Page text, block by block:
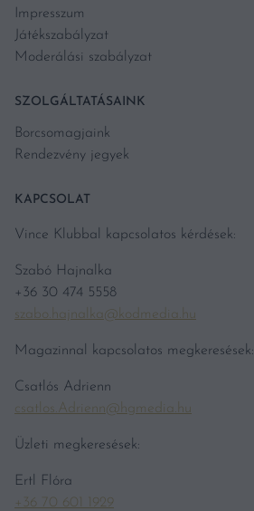
Impresszum
Játékszabályzat
Moderálási szabályzat
SZOLGÁLTATÁSAINK
Borcsomagjaink
Rendezvény jegyek
KAPCSOLAT
Vince Klubbal kapcsolatos kérdések:
Szabó Hajnalka
+36 30 474 5558
szabo.hajnalka@kodmedia.hu
Magazinnal kapcsolatos megkeresések:
Csatlós Adrienn
csatlos.Adrienn@hgmedia.hu
Üzleti megkeresések:
Ertl Flóra
+36 70 601 1929